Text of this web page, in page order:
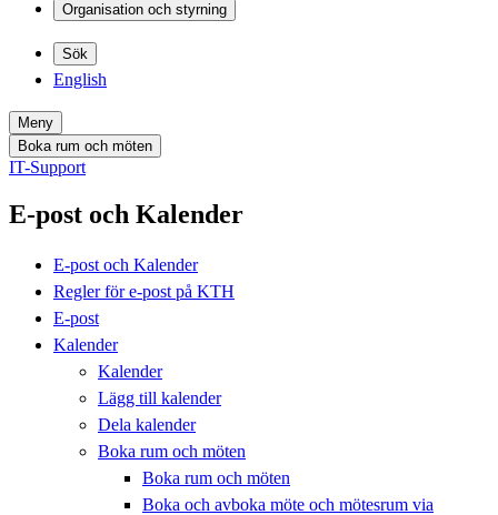
Organisation och styrning
Sök
English
Meny
Boka rum och möten
IT-Support
E-post och Kalender
E-post och Kalender
Regler för e-post på KTH
E-post
Kalender
Kalender
Lägg till kalender
Dela kalender
Boka rum och möten
Boka rum och möten
Boka och avboka möte och mötesrum via